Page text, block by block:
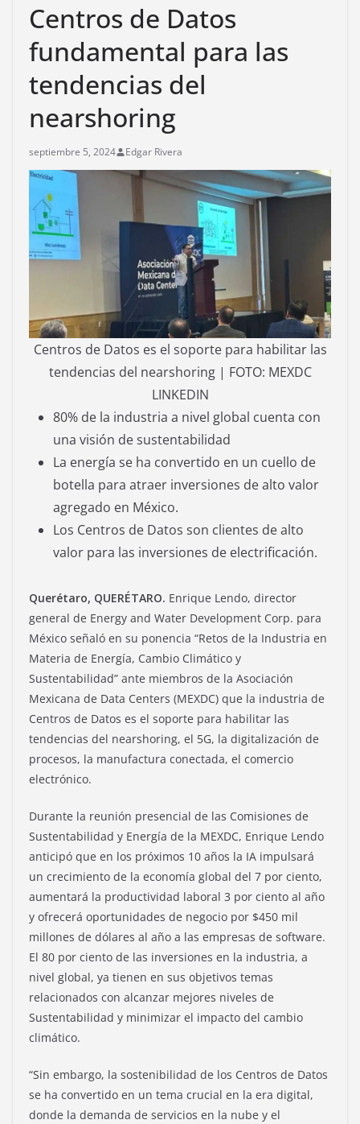
Centros de Datos
fundamental para las
tendencias del
nearshoring
septiembre 5, 2024 Edgar Rivera
Centros de Datos es el soporte para habilitar las
tendencias del nearshoring | FOTO: MEXDC
LINKEDIN
80% de la industria a nivel global cuenta con
una visión de sustentabilidad
La energía se ha convertido en un cuello de
botella para atraer inversiones de alto valor
agregado en México.
Los Centros de Datos son clientes de alto
valor para las inversiones de electrificación.
Querétaro, QUERÉTARO. Enrique Lendo, director
general de Energy and Water Development Corp. para
México señaló en su ponencia “Retos de la Industria en
Materia de Energía, Cambio Climático y
Sustentabilidad” ante miembros de la Asociación
Mexicana de Data Centers (MEXDC) que la industria de
Centros de Datos es el soporte para habilitar las
tendencias del nearshoring, el 5G, la digitalización de
procesos, la manufactura conectada, el comercio
electrónico.
Durante la reunión presencial de las Comisiones de
Sustentabilidad y Energía de la MEXDC, Enrique Lendo
anticipó que en los próximos 10 años la IA impulsará
un crecimiento de la economía global del 7 por ciento,
aumentará la productividad laboral 3 por ciento al año
y ofrecerá oportunidades de negocio por $450 mil
millones de dólares al año a las empresas de software.
El 80 por ciento de las inversiones en la industria, a
nivel global, ya tienen en sus objetivos temas
relacionados con alcanzar mejores niveles de
Sustentabilidad y minimizar el impacto del cambio
climático.
“Sin embargo, la sostenibilidad de los Centros de Datos
se ha convertido en un tema crucial en la era digital,
donde la demanda de servicios en la nube y el